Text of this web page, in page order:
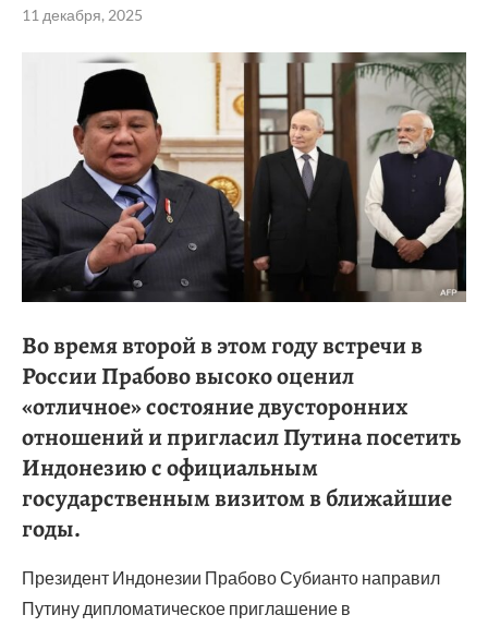
11 декабря, 2025
Во время второй в этом году встречи в
России Прабово высоко оценил
«отличное» состояние двусторонних
отношений и пригласил Путина посетить
Индонезию с официальным
государственным визитом в ближайшие
годы.
Президент Индонезии Прабово Субианто направил
Путину дипломатическое приглашение в